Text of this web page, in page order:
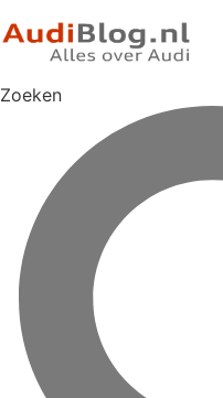
Zoeken